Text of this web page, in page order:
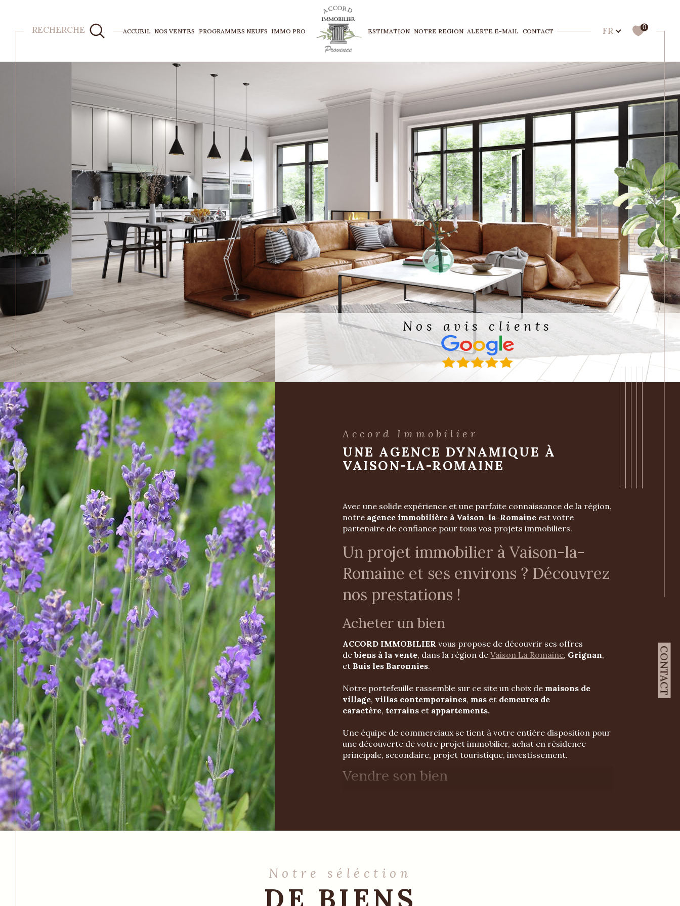
ACCUEIL NOS VENTES PROGRAMMES NEUFS IMMO PRO ESTIMATION NOTRE REGION ALERTE E-MAIL CONTACT
RECHERCHE Langue
FR 0
CONTACT
de l'ancien
de l'ancien
TYPE DE BIEN BUDGET
Voir les38annonces
Nos avis clients
Accord Immobilier
UNE AGENCE DYNAMIQUE À
VAISON-LA-ROMAINE
Avec une solide expérience et une parfaite connaissance de la région,
notre agence immobilière à Vaison-la-Romaine est votre
partenaire de confiance pour tous vos projets immobiliers.
Un projet immobilier à Vaison-la-
Romaine et ses environs ? Découvrez
nos prestations !
Acheter un bien
ACCORD IMMOBILIER vous propose de découvrir ses offres
debiens à la vente, dans la région deVaison La Romaine, Grignan,
et Buis les Baronnies.
Notre portefeuille rassemble sur ce site un choix de maisons de
village, villas contemporaines, mas et demeures de
caractère, terrains et appartements.
Une équipe de commerciaux se tient à votre entière disposition pour
une découverte de votre projet immobilier, achat en résidence
principale, secondaire, projet touristique, investissement.
Vendre son bien
accompagnement.
immobilier !
Que votre projet soit encore au stade de l'idée ou déjà bien défini,
Notre séléction
DE BIENS